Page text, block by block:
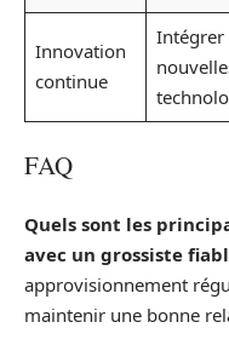
Innovation
continue
Intégrer
FAQ
Quels sont les
avec un grossiste
approvisionnement
maintenir une bonne